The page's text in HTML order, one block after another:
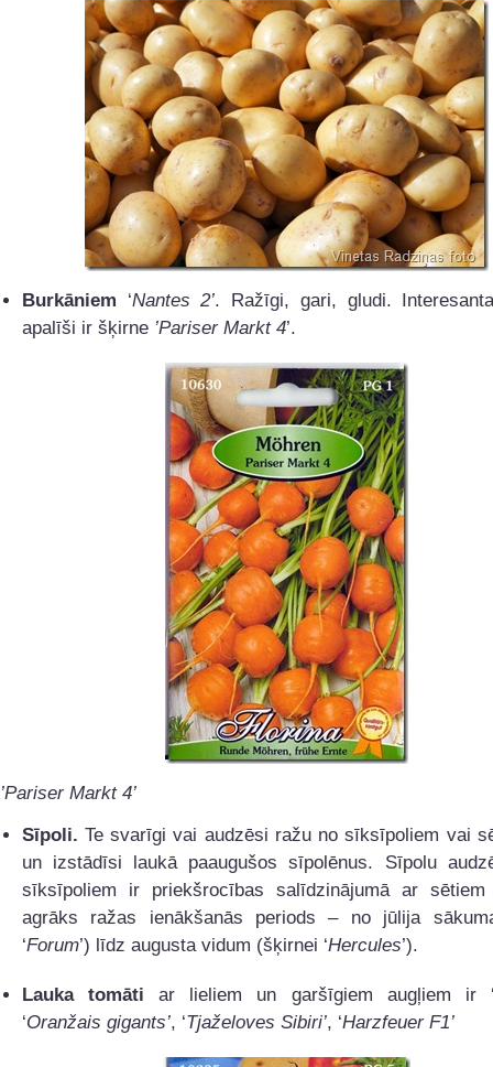
Burkāniem ‘Nantes 2’. Ražīgi, gari, gludi.
apalīši ir šķirne ’Pariser Markt 4’.
’Pariser Markt 4’
Sīpoli. Te svarīgi vai audzēsi ražu no sīksīpoliem vai
un izstādīsi laukā paaugušos sīpolēnus. Sīpolu
sīksīpoliem ir priekšrocības salīdzinājumā ar sētiem
agrāks ražas ienākšanās periods – no jūlija
‘Forum’) līdz augusta vidum (šķirnei ‘Hercules’).
Lauka tomāti ar lieliem un garšīgiem augļiem ir
‘Oranžais gigants’, ‘Tjaželoves Sibiri’, ‘Harzfeuer F1’